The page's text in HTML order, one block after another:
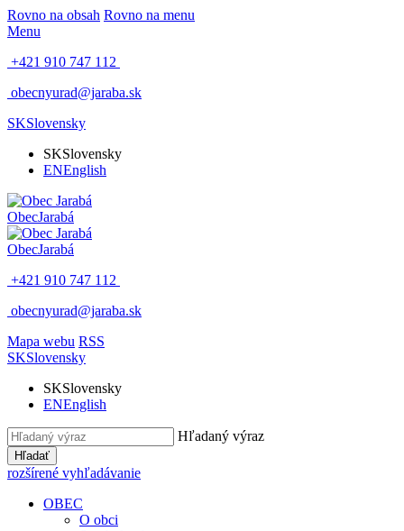
Rovno na obsah Rovno na menu
Menu
+421 910 747 112
obecnyurad@jaraba.sk
SKSlovensky
SKSlovensky
ENEnglish
ObecJarabá
ObecJarabá
+421 910 747 112
obecnyurad@jaraba.sk
Mapa webu RSS
SKSlovensky
SKSlovensky
ENEnglish
Hľadaný výraz
Hľadať
rozšírené vyhľadávanie
OBEC
O obci